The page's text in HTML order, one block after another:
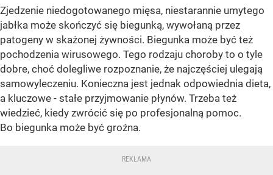
Zjedzenie niedogotowanego mięsa, niestarannie umytego
jabłka może skończyć się biegunką, wywołaną przez
patogeny w skażonej żywności. Biegunka może być też
pochodzenia wirusowego. Tego rodzaju choroby to o tyle
dobre, choć dolegliwe rozpoznanie, że najczęściej ulegają
samowyleczeniu. Konieczna jest jednak odpowiednia dieta,
a kluczowe - stałe przyjmowanie płynów. Trzeba też
wiedzieć, kiedy zwrócić się po profesjonalną pomoc.
Bo biegunka może być groźna.